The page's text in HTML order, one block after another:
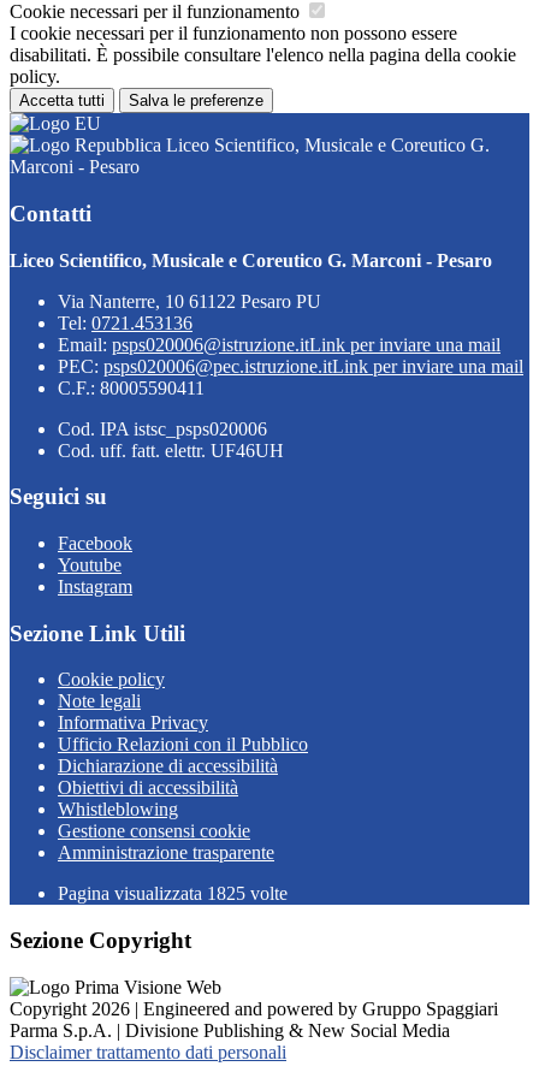
Cookie necessari per il funzionamento
I cookie necessari per il funzionamento non possono essere
disabilitati. È possibile consultare l'elenco nella pagina della cookie
policy.
Accetta tutti Salva le preferenze
Liceo Scientifico, Musicale e Coreutico G.
Marconi - Pesaro
Contatti
Liceo Scientifico, Musicale e Coreutico G. Marconi - Pesaro
Via Nanterre, 10 61122 Pesaro PU
Tel: 0721.453136
Email: psps020006@istruzione.itLink per inviare una mail
PEC: psps020006@pec.istruzione.itLink per inviare una mail
C.F.: 80005590411
Cod. IPA istsc_psps020006
Cod. uff. fatt. elettr. UF46UH
Seguici su
Facebook
Youtube
Instagram
Sezione Link Utili
Cookie policy
Note legali
Informativa Privacy
Ufficio Relazioni con il Pubblico
Dichiarazione di accessibilità
Obiettivi di accessibilità
Whistleblowing
Gestione consensi cookie
Amministrazione trasparente
Pagina visualizzata 1825 volte
Sezione Copyright
Copyright 2026 | Engineered and powered by Gruppo Spaggiari
Parma S.p.A. | Divisione Publishing & New Social Media
Disclaimer trattamento dati personali